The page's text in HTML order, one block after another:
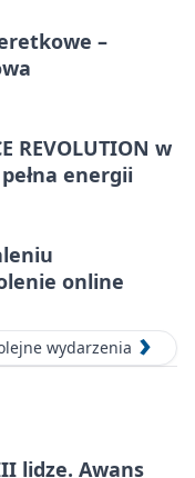
–
REVOLUTION w
energii
online
wydarzenia
lidze. Awans